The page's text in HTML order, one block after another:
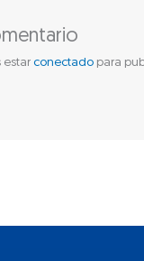
estar conectadopara